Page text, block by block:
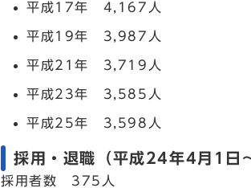
平成17年 4,167人
平成19年 3,987人
平成21年 3,719人
平成23年 3,585人
平成25年 3,598人
採用・退職（平成24年4月1日
採用者数 375人